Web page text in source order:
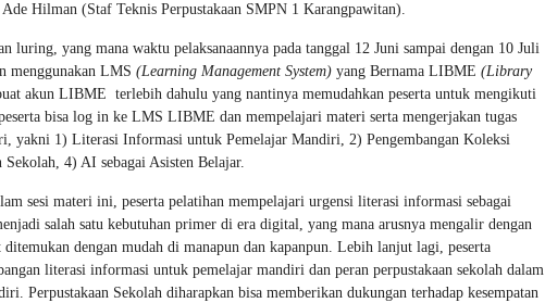
Hilman (Staf Teknis Perpustakaan SMPN 1 Karangpawitan).
luring, yang mana waktu pelaksanaannya pada tanggal 12 Juni sampai dengan 10 Juli
menggunakan LMS (Learning Management System) yang Bernama LIBME (Library
akun LIBME terlebih dahulu yang nantinya memudahkan peserta untuk mengikuti
bisa log in ke LMS LIBME dan mempelajari materi serta mengerjakan tugas
yakni 1) Literasi Informasi untuk Pemelajar Mandiri, 2) Pengembangan Koleksi
4) AI sebagai Asisten Belajar.
sesi materi ini, peserta pelatihan mempelajari urgensi literasi informasi sebagai
salah satu kebutuhan primer di era digital, yang mana arusnya mengalir dengan
dengan mudah di manapun dan kapanpun. Lebih lanjut lagi, peserta
literasi informasi untuk pemelajar mandiri dan peran perpustakaan sekolah dalam
Perpustakaan Sekolah diharapkan bisa memberikan dukungan terhadap kesempatan